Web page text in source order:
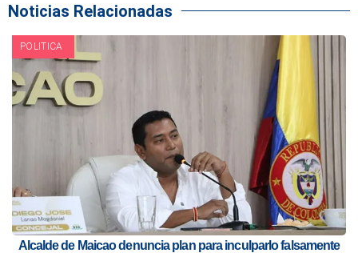
Noticias Relacionadas
POLITICA
Alcalde de Maicao denuncia plan para inculparlo falsamente